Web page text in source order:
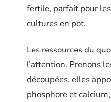
fertile, parfait pour
cultures en pot.
Les ressources du
l’attention. Prenons
découpées, elles
phosphore et